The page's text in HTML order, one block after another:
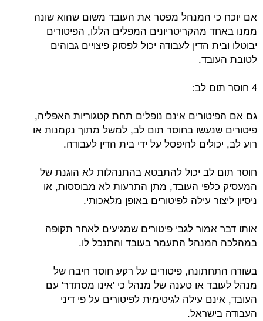
אם יוכח כי המנהל מפטר את העובד משום שהוא שונה
ממנו באחד מהקריטריונים המפלים הללו, הפיטורים
יבוטלו ובית הדין לעבודה יכול לפסוק פיצויים גבוהים
לטובת העובד.
4 חוסר תום לב:
גם אם הפיטורים אינם נופלים תחת קטגוריות האפליה,
פיטורים שנעשו בחוסר תום לב, למשל מתוך נקמנות או
רוע לב, יכולים להיפסל על ידי בית הדין לעבודה.
חוסר תום לב יכול להתבטא בהתנהלות לא הוגנת של
המעסיק כלפי העובד, מתן התרעות לא מבוססות, או
ניסיון ליצור עילה לפיטורים באופן מלאכותי.
אותו דבר אמור לגבי פיטורים שמגיעים לאחר תקופה
במהלכה המנהל התעמר בעובד והתנכל לו.
בשורה התחתונה, פיטורים על רקע חוסר חיבה של
מנהל לעובד או טענה של מנהל כי 'אינו מסתדר' עם
העובד, אינם עילה לגיטימית לפיטורים על פי דיני
העבודה בישראל.